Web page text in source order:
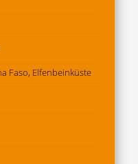
Faso, Elfenbeinküste